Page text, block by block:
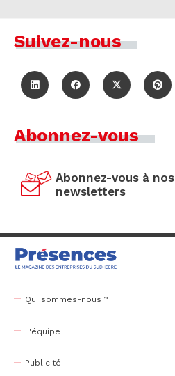
Suivez-nous
Abonnez-vous
Abonnez-vous à nos
newsletters
Qui sommes-nous ?
L'équipe
Publicité